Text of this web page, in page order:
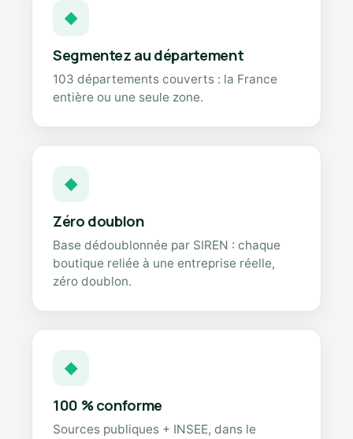
◆
Segmentez au département
103 départements couverts : la France
entière ou une seule zone.
◆
Zéro doublon
Base dédoublonnée par SIREN : chaque
boutique reliée à une entreprise réelle,
zéro doublon.
◆
100 % conforme
Sources publiques + INSEE, dans le